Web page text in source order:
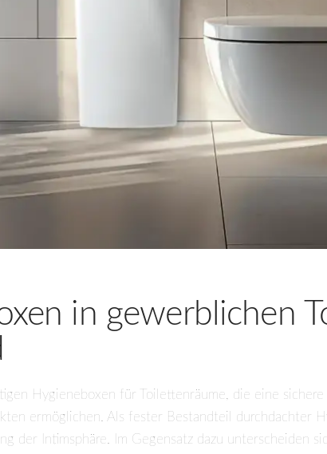
in gewerblichen
Hygieneboxen für Toilettenräume, die eine
ermöglichen. Als fester Bestandteil durchdachter
der Intimsphäre. Im Gegensatz dazu unterscheiden